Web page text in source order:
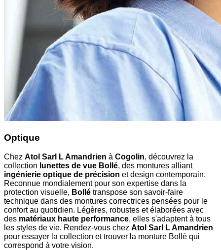
Optique
Chez Atol Sarl L Amandrien à Cogolin, découvrez la
collection lunettes de vue Bollé, des montures alliant
ingénierie optique de précision et design contemporain.
Reconnue mondialement pour son expertise dans la
protection visuelle, Bollé transpose son savoir-faire
technique dans des montures correctrices pensées pour le
confort au quotidien. Légères, robustes et élaborées avec
des matériaux haute performance, elles s'adaptent à tous
les styles de vie. Rendez-vous chez Atol Sarl L Amandrien
pour essayer la collection et trouver la monture Bollé qui
correspond à votre vision.